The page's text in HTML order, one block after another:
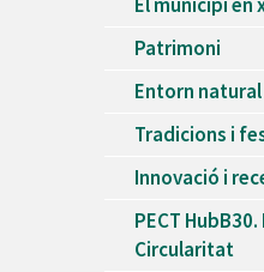
Patrimoni
Entorn natural
Tradicions i
Innovació i
PECT
Circularitat